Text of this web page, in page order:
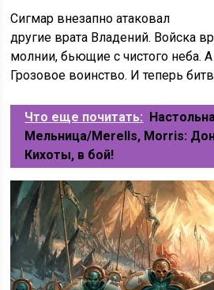
Сигмар внезапно атаковал
другие врата Владений. Войска
молнии, бьющие с чистого неба.
Грозовое воинство. И теперь
Что еще почитать:
Мельница/Merells, Morris:
Кихоты, в бой!